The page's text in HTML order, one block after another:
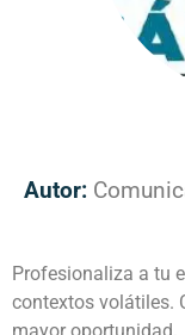
Autor:
Profesionaliza a tu
contextos volátiles.